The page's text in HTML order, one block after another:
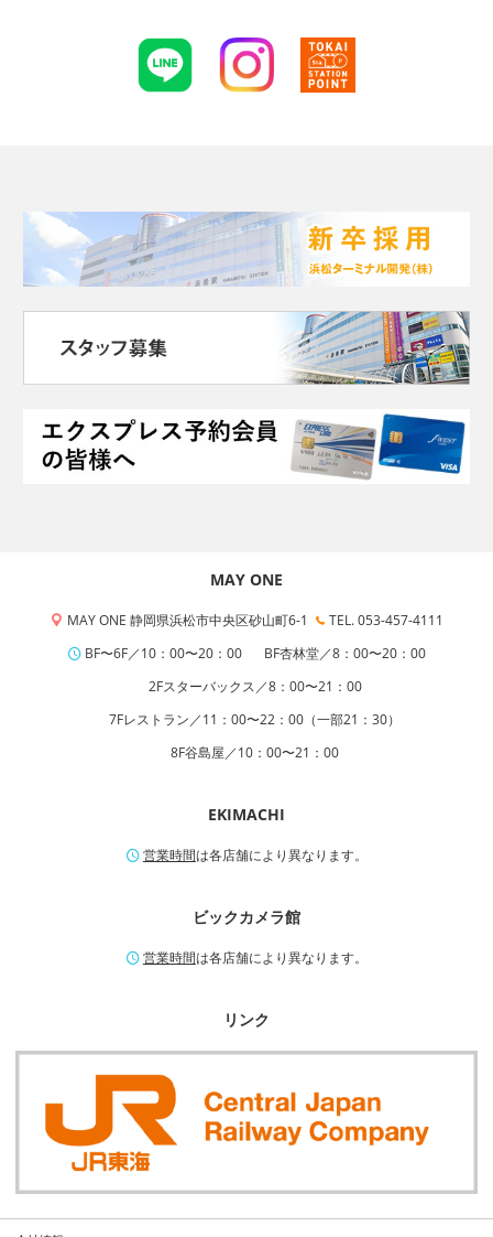
MAY ONE
MAY ONE 静岡県浜松市中央区砂山町6-1
TEL. 053-457-4111
BF〜6F／10：00〜20：00
BF杏林堂／8：00〜20：00
2Fスターバックス／8：00〜21：00
7Fレストラン／11：00〜22：00（一部21：30）
8F谷島屋／10：00〜21：00
EKIMACHI
営業時間は各店舗により異なります。
ビックカメラ館
営業時間は各店舗により異なります。
リンク